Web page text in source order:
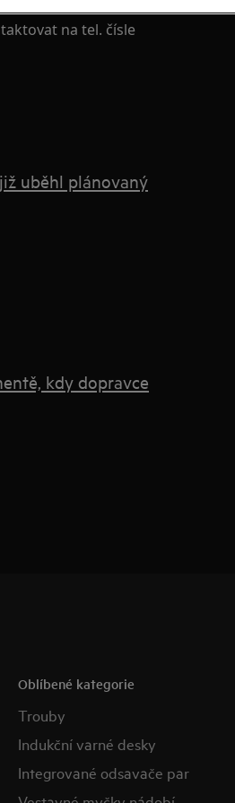
na tel. čísle
uběhl plánovaný
kdy dopravce
Oblíbené kategorie
Trouby
Indukční varné desky
Integrované odsavače par